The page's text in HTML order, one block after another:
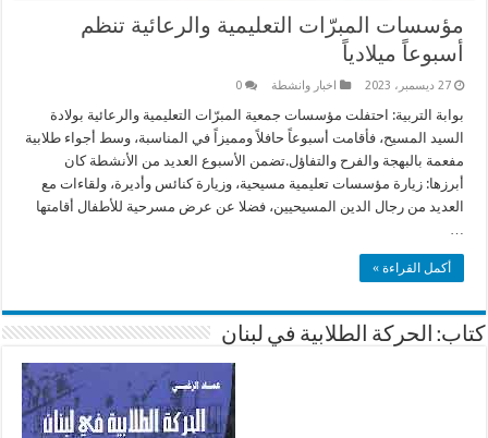
مؤسسات المبرّات التعليمية والرعائية تنظم
أسبوعاً ميلادياً
27 ديسمبر، 2023 اخبار وانشطة 0
بوابة التربية: احتفلت مؤسسات جمعية المبرّات التعليمية والرعائية بولادة
السيد المسيح، فأقامت أسبوعاً حافلاً ومميزاً في المناسبة، وسط أجواء طلابية
مفعمة بالبهجة والفرح والتفاؤل.تضمن الأسبوع العديد من الأنشطة كان
أبرزها: زيارة مؤسسات تعليمية مسيحية، وزيارة كنائس وأديرة، ولقاءات مع
العديد من رجال الدين المسيحيين، فضلا عن عرض مسرحية للأطفال أقامتها
أكمل القراءة »
كتاب: الحركة الطلابية في لبنان